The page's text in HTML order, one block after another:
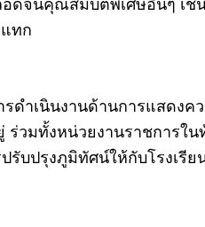
ดจนคุณสมบัติพิเศษอื่นๆ เช่
ทก
ำเนินงานด้านการแสดงค
ร่วมทั้งหน่วยงานราชการใ
รับปรุงภูมิทัศน์ให้กับโรงเรี